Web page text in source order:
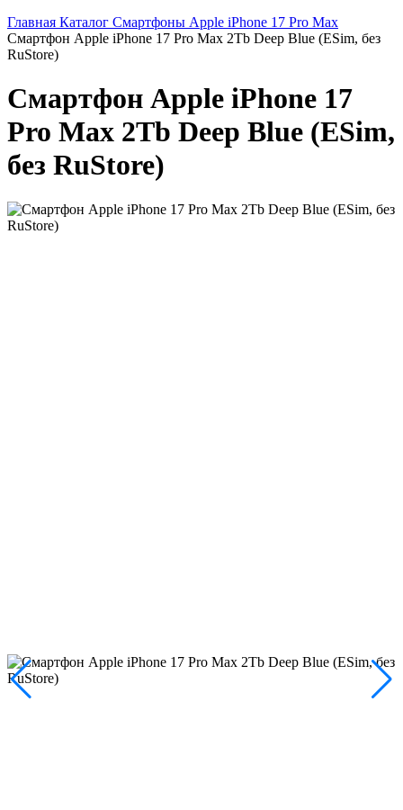
Главная Каталог Смартфоны Apple iPhone 17 Pro Max
Смартфон Apple iPhone 17 Pro Max 2Tb Deep Blue (ESim, без
RuStore)
Смартфон Apple iPhone 17
Pro Max 2Tb Deep Blue (ESim,
без RuStore)